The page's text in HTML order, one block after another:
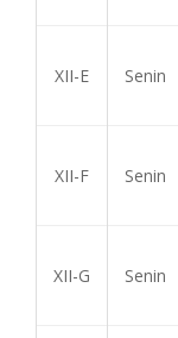
XII-E Senin
XII-F Senin
XII-G Senin